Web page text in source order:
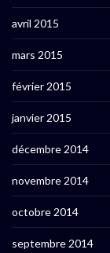
avril 2015
mars 2015
février 2015
janvier 2015
décembre 2014
novembre 2014
octobre 2014
septembre 2014